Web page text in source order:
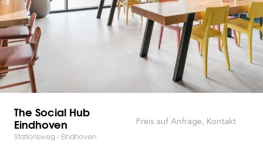
The Social Hub
Eindhoven
Stationsweg - Eindhoven
Preis auf Anfrage, Kontakt